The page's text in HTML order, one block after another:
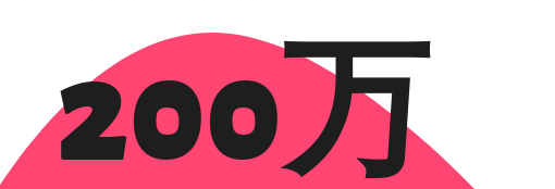
200万